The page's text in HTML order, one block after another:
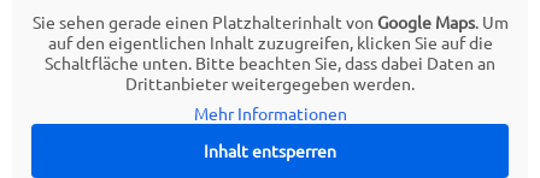
Sie sehen gerade einen Platzhalterinhalt von Google Maps. Um
auf den eigentlichen Inhalt zuzugreifen, klicken Sie auf die
Schaltfläche unten. Bitte beachten Sie, dass dabei Daten an
Drittanbieter weitergegeben werden.
Mehr Informationen
Inhalt entsperren